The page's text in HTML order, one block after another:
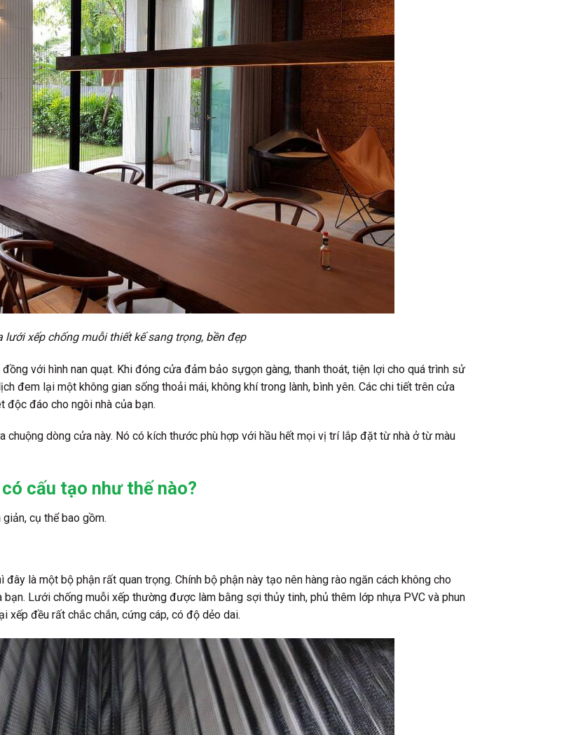
lưới xếp chống muỗi thiết kế sang trọng, bền đẹp
với hình nan quạt. Khi đóng cửa đảm bảo sựgọn gàng, thanh thoát, tiện lợi cho quá trình sử
đem lại một không gian sống thoải mái, không khí trong lành, bình yên. Các chi tiết trên cửa
độc đáo cho ngôi nhà của bạn.
chuộng dòng cửa này. Nó có kích thước phù hợp với hầu hết mọi vị trí lắp đặt từ nhà ở từ màu
cấu tạo như thế nào?
cụ thể bao gồm.
là một bộ phận rất quan trọng. Chính bộ phận này tạo nên hàng rào ngăn cách không cho
Lưới chống muỗi xếp thường được làm bằng sợi thủy tinh, phủ thêm lớp nhựa PVC và phun
xếp đều rất chắc chắn, cứng cáp, có độ dẻo dai.